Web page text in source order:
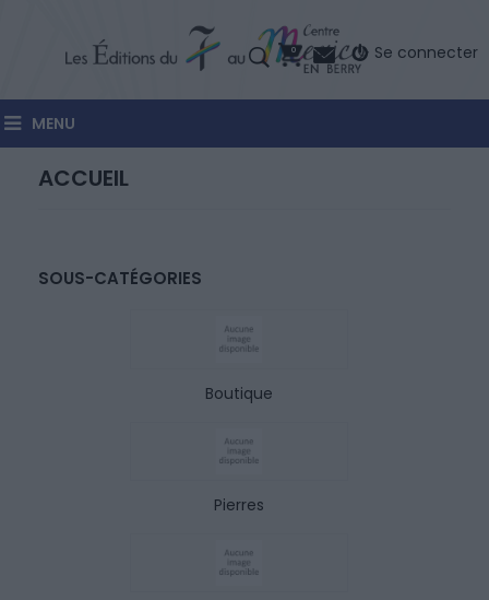
Se connecter
0
MENU
ACCUEIL
SOUS-CATÉGORIES
Boutique
Pierres